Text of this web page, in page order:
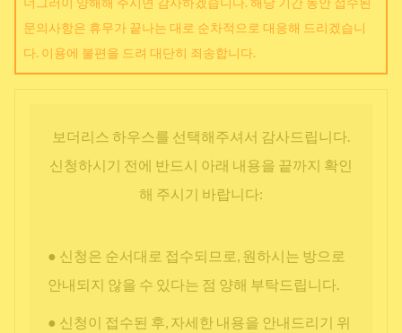
문의사항은 휴무가 끝나는 대로 순차적으로 대응해 드리겠습니
다. 이용에 불편을 드려 대단히 죄송합니다.
보더리스 하우스를 선택해주셔서 감사드립니다.
신청하시기 전에 반드시 아래 내용을 끝까지 확인
해 주시기 바랍니다:
● 신청은 순서대로 접수되므로, 원하시는 방으로
안내되지 않을 수 있다는 점 양해 부탁드립니다.
● 신청이 접수된 후, 자세한 내용을 안내드리기 위